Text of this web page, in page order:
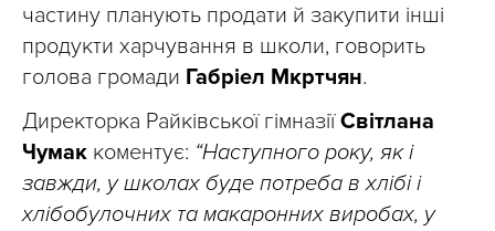
частину планують продати й закупити інші
продукти харчування в школи, говорить
голова громади Габріел Мкртчян.
Директорка Райківської гімназіїСвітлана
Чумак коментує: “Наступного року, як і
завжди, у школах буде потреба в хлібі і
хлібобулочних та макаронних виробах, у